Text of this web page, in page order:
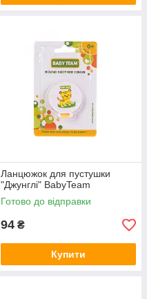
Ланцюжок для пустушки
"Джунглі" BabyTeam
Готово до відправки
94 ₴
Купити